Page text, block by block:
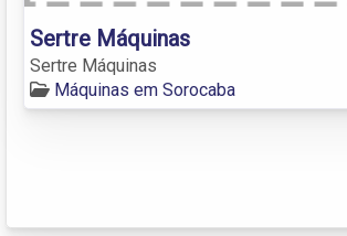
Sertre Máquinas
Sertre Máquinas
Máquinas em Sorocaba